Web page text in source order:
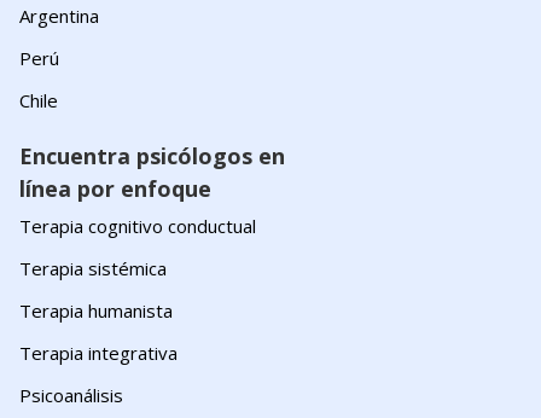
Argentina
Perú
Chile
Encuentra psicólogos en
línea por enfoque
Terapia cognitivo conductual
Terapia sistémica
Terapia humanista
Terapia integrativa
Psicoanálisis